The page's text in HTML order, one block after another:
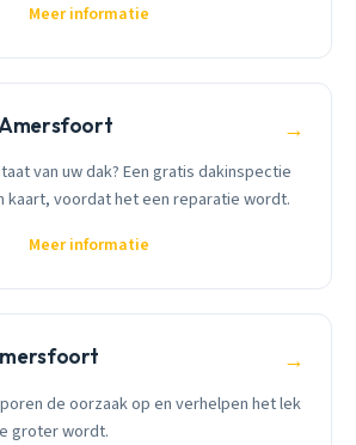
Meer informatie
→
van uw dak? Een gratis dakinspectie
kaart, voordat het een reparatie wordt.
Meer informatie
→
de oorzaak op en verhelpen het lek
groter wordt.